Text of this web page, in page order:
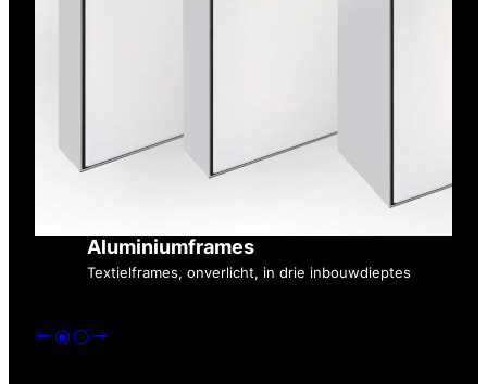
Aluminiumframes
Textielframes, onverlicht, in drie inbouwdieptes